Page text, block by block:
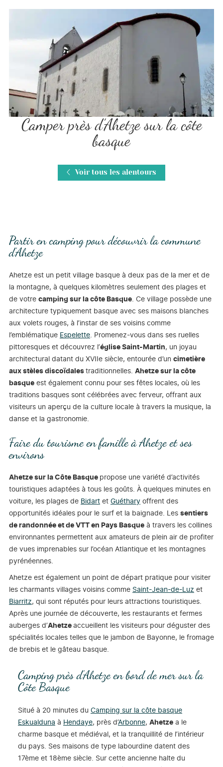
Camper près d’Ahetze sur la côte
basque
Voir tous les alentours
Partir en camping pour découvrir la commune
d’Ahetze
Ahetze est un petit village basque à deux pas de la mer et de
la montagne, à quelques kilomètres seulement des plages et
de votre camping sur la côte Basque. Ce village possède une
architecture typiquement basque avec ses maisons blanches
aux volets rouges, à l’instar de ses voisins comme
l’emblématique Espelette. Promenez-vous dans ses ruelles
pittoresques et découvrez l’église Saint-Martin, un joyau
architectural datant du XVIIe siècle, entourée d’un cimetière
aux stèles discoïdales traditionnelles. Ahetze sur la côte
basque est également connu pour ses fêtes locales, où les
traditions basques sont célébrées avec ferveur, offrant aux
visiteurs un aperçu de la culture locale à travers la musique, la
danse et la gastronomie.
Faire du tourisme en famille à Ahetze et ses
environs
Ahetze sur la Côte Basque propose une variété d’activités
touristiques adaptées à tous les goûts. À quelques minutes en
voiture, les plages de Bidart et Guéthary offrent des
opportunités idéales pour le surf et la baignade. Les sentiers
de randonnée et de VTT en Pays Basque à travers les collines
environnantes permettent aux amateurs de plein air de profiter
de vues imprenables sur l’océan Atlantique et les montagnes
pyrénéennes.
Ahetze est également un point de départ pratique pour visiter
les charmants villages voisins comme Saint-Jean-de-Luz et
Biarritz, qui sont réputés pour leurs attractions touristiques.
Après une journée de découverte, les restaurants et fermes
auberges d’Ahetze accueillent les visiteurs pour déguster des
spécialités locales telles que le jambon de Bayonne, le fromage
de brebis et le gâteau basque.
Camping près d’Ahetze en bord de mer sur la
Côte Basque
Situé à 20 minutes du Camping sur la côte basque
Eskualduna à Hendaye, près d’Arbonne, Ahetze a le
charme basque et médiéval, et la tranquillité de l’intérieur
du pays. Ses maisons de type labourdine datent des
17ème et 18ème siècle. Sur cette ancienne halte du